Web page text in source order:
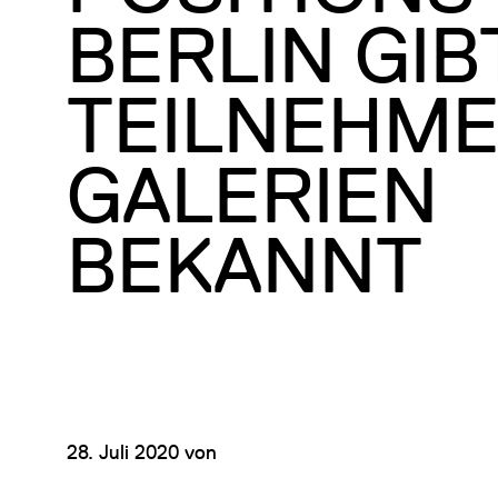
BERLIN
GALERIEN
BEKANNT
28. Juli 2020 von